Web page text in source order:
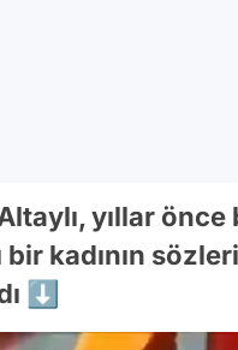
yıllar
kadının
⬇️